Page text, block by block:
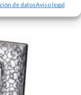
de datosAviso legal